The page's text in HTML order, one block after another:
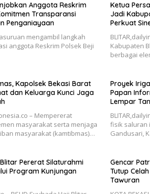
Anggota Reskrim
Transparansi
Penganiayaan
mengambil langkah
anggota Reskrim Polsek Beji
Ketua
Jadi
Perkuat
Kabupaten
berbagai
Kapolsek Bekasi Barat
dan Keluarga Kunci Jaga
– Mempererat
masyarakat serta menjaga
masyarakat (kamtibmas)…
Proyek
Papan
Lempar
fisik saluran
Gandusari,
Pererat Silaturahmi
Program Kunjungan
Gencar
Tutup
Tawuran